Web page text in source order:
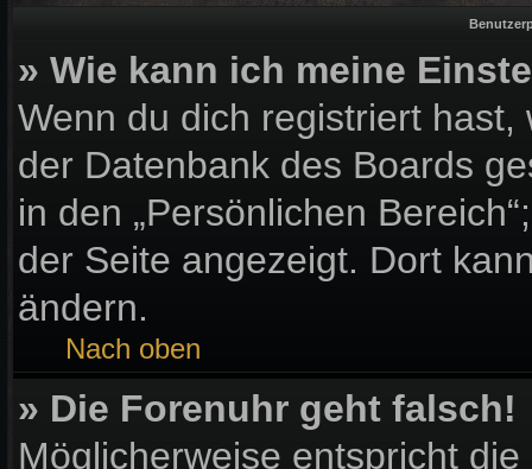
» Wie kann ich meine
Wenn du dich registriert
der Datenbank des Boards
in den „Persönlichen
der Seite angezeigt. Dort
ändern.
Nach oben
» Die Forenuhr geht falsch!
Möglicherweise entspricht